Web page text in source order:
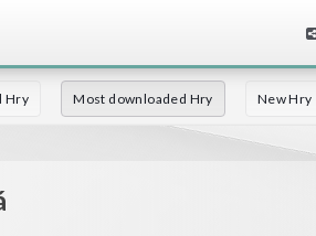
Hry Most downloaded Hry New Hry